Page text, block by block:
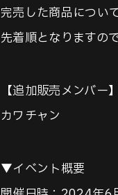
完売した商品につい
先着順となりますの
【追加販売メンバー】
カワチャン
▼イベント概要